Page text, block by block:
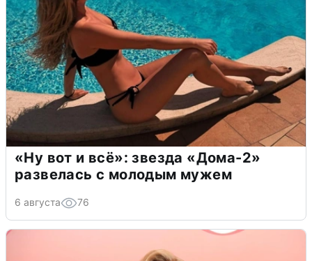
«Ну вот и всё»: звезда «Дома-2»
развелась с молодым мужем
6 августа 76